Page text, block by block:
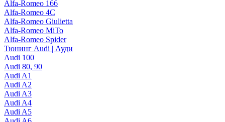
Alfa-Romeo 166
Alfa-Romeo 4C
Alfa-Romeo Giulietta
Alfa-Romeo MiTo
Alfa-Romeo Spider
Тюнинг Audi | Ауди
Audi 100
Audi 80, 90
Audi A1
Audi A2
Audi A3
Audi A4
Audi A5